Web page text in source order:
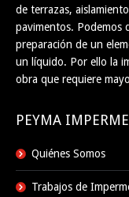
de terrazas,
pavimentos. Podemos
preparación de un
un líquido. Por ello la
obra que requiere
PEYMA
Quiénes Somos
Trabajos de